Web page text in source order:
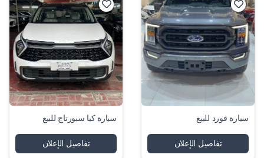
سيارة فورد للبيع
تفاصيل الإعلان
سيارة كيا سبورتاج للبيع
تفاصيل الإعلان